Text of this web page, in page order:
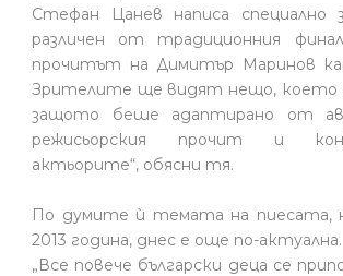
Стефан Цанев написа специално
различен от традиционния
прочитът на Димитър Маринов
Зрителите ще видят нещо, което
защото беше адаптирано от
режисьорския прочит и
актьорите“, обясни тя.
По думите ѝ темата на пиесата,
2013 година, днес е още по-актуална.
„Все повече български деца се